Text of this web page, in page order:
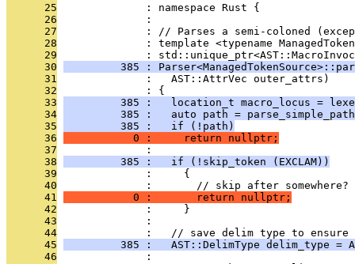
      25
              : namespace Rust {
      26
              :
      27
: // Parses a semi-coloned
      28
: template <typename
      29
:
      30
385 :
      31
              :   AST::AttrVec outer_attrs)
      32
              : {
      33
385 :   location_t macro_locus =
      34
385 :   auto path =
      35
         385 :   if (!path)
      36
           0 :     return nullptr;
      37
              :
      38
         385 :   if (!skip_token (EXCLAM))
      39
              :     {
      40
              :       // skip after somewhere?
      41
           0 :       return nullptr;
      42
              :     }
      43
              :
      44
:   // save delim type to ensure
      45
385 :   AST::DelimType delim_type =
      46
              :